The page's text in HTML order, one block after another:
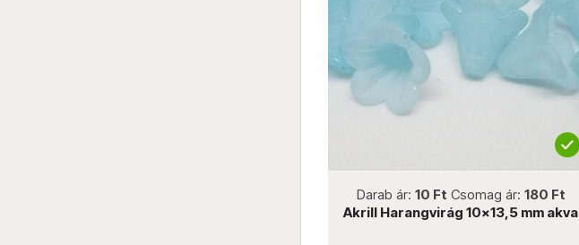
Darab ár: 10 Ft Csomag ár: 180 Ft
Akrill Harangvirág 10x13,5 mm akva